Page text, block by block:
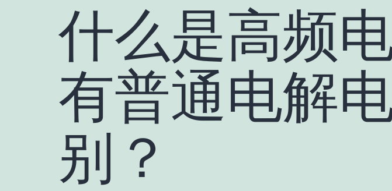
什么是高频
有普通电解
别？